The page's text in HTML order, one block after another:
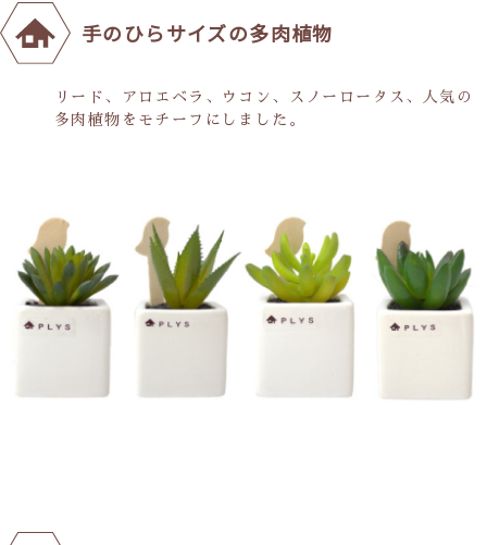
手のひらサイズの多肉植物
リード、アロエベラ、ウコン、スノーロータス、人気の
多肉植物をモチーフにしました。